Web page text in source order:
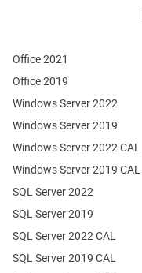
Office 2021
Office 2019
Windows Server 2022
Windows Server 2019
SQL Server 2022
SQL Server 2019
Windows Server 2022 CAL
Windows Server 2019 CAL
SQL Server 2022 CAL
SQL Server 2019 CAL